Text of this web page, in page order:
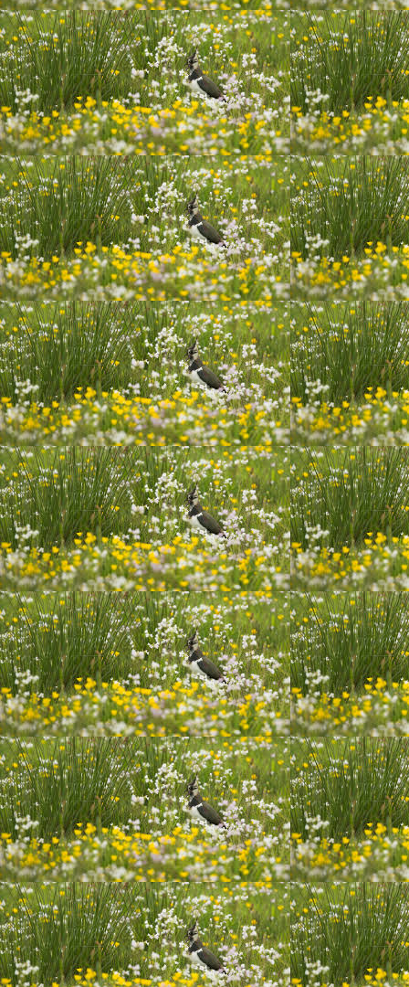
10 november groot he
16 november oogjes zijn open 1